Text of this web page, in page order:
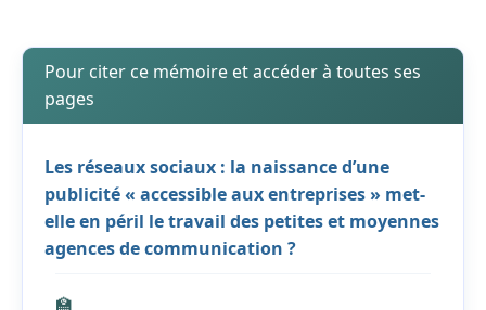
Pour citer ce mémoire et accéder à toutes ses
pages
Les réseaux sociaux : la naissance d’une
publicité « accessible aux entreprises » met-
elle en péril le travail des petites et moyennes
agences de communication ?
🏫